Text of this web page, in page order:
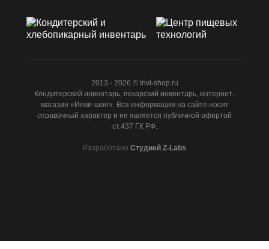
2013 - 2026 © Invi-shop.ru
Кондитерский инвентарь, пекарский инвентарь, интернет-
магазин «Инви-шоп». Вся информация на сайте носит
справочный характер и не является публичной офертой
ст.437 ГК РФ.
Разработано Студией Z-Labs